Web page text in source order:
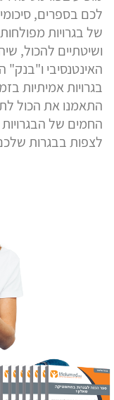
של בגרויות
ושיטתיים להכול,
האינטנסיבי ו"בנק"
בגרויות אמיתיות
התאמנו את הכול
החמים של
לצפות בבגרות